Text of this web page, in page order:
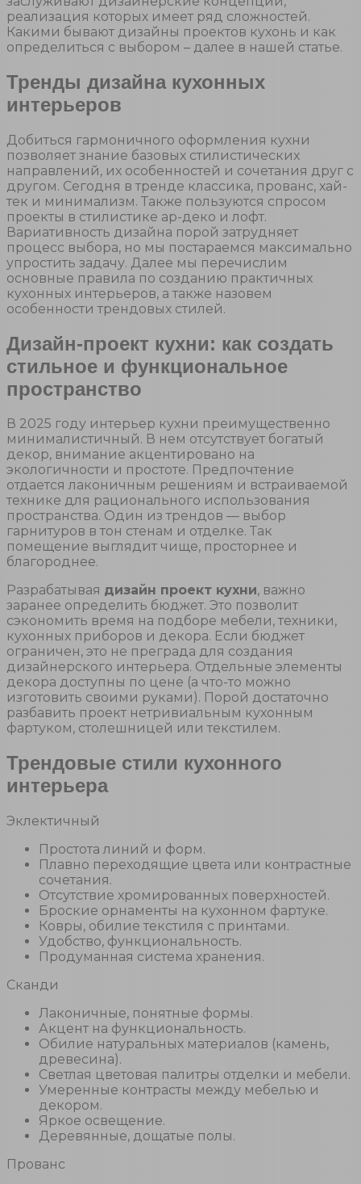
реализация которых имеет ряд сложностей.
Какими бывают дизайны проектов кухонь и как
определиться с выбором – далее в нашей статье.
Тренды дизайна кухонных
интерьеров
Добиться гармоничного оформления кухни
позволяет знание базовых стилистических
направлений, их особенностей и сочетания друг с
другом. Сегодня в тренде классика, прованс, хай-
тек и минимализм. Также пользуются спросом
проекты в стилистике ар-деко и лофт.
Вариативность дизайна порой затрудняет
процесс выбора, но мы постараемся максимально
упростить задачу. Далее мы перечислим
основные правила по созданию практичных
кухонных интерьеров, а также назовем
особенности трендовых стилей.
Дизайн-проект кухни: как создать
стильное и функциональное
пространство
В 2025 году интерьер кухни преимущественно
минималистичный. В нем отсутствует богатый
декор, внимание акцентировано на
экологичности и простоте. Предпочтение
отдается лаконичным решениям и встраиваемой
технике для рационального использования
пространства. Один из трендов — выбор
гарнитуров в тон стенам и отделке. Так
помещение выглядит чище, просторнее и
благороднее.
Разрабатывая дизайн проект кухни, важно
заранее определить бюджет. Это позволит
сэкономить время на подборе мебели, техники,
кухонных приборов и декора. Если бюджет
ограничен, это не преграда для создания
дизайнерского интерьера. Отдельные элементы
декора доступны по цене (а что-то можно
изготовить своими руками). Порой достаточно
разбавить проект нетривиальным кухонным
фартуком, столешницей или текстилем.
Трендовые стили кухонного
интерьера
Эклектичный
Простота линий и форм.
Плавно переходящие цвета или контрастные
сочетания.
Отсутствие хромированных поверхностей.
Броские орнаменты на кухонном фартуке.
Ковры, обилие текстиля с принтами.
Удобство, функциональность.
Продуманная система хранения.
Сканди
Лаконичные, понятные формы.
Акцент на функциональность.
Обилие натуральных материалов (камень,
древесина).
Светлая цветовая палитры отделки и мебели.
Умеренные контрасты между мебелью и
декором.
Яркое освещение.
Деревянные, дощатые полы.
Прованс